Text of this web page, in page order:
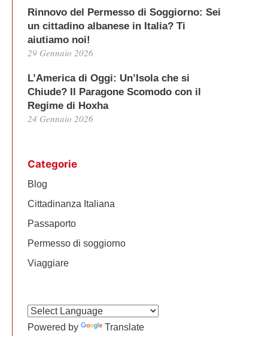
Rinnovo del Permesso di Soggiorno: Sei
un cittadino albanese in Italia? Ti
aiutiamo noi!
29 Gennaio 2026
L’America di Oggi: Un’Isola che si
Chiude? Il Paragone Scomodo con il
Regime di Hoxha
24 Gennaio 2026
Categorie
Blog
Cittadinanza Italiana
Passaporto
Permesso di soggiorno
Viaggiare
Powered by Translate